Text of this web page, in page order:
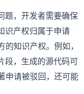
题，开发者需要确保
识产权归属于申请
知识产权。例如，
段，生成的源代码可
申请被驳回，还可能